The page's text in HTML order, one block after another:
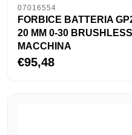
07016554
FORBICE BATTERIA
20 MM 0-30
MACCHINA
€95,48